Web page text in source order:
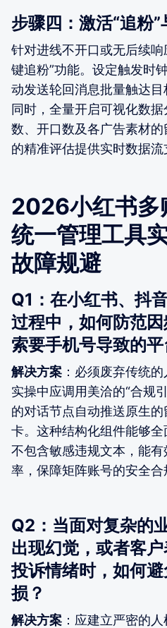
步骤四：激活“追粉
针对进线不开口或无后续
键追粉”功能。设定触发时
动发送轮回消息批量触达目
同时，全量开启可视化数
数、开口数及各广告素材
的精准评估提供实时数据流
2026小红书多
统一管理工具
故障规避
Q1：在小红书、抖
过程中，如何防范
索要手机号导致的
解决方案 ：必须废弃传统
实操中应调用美洽的“合规
的对话节点自动推送原生
卡。这种结构化组件能够
不包含敏感违规文本，能
率，保障矩阵账号的安全合
Q2：当面对复杂的
出现幻觉，或者客
投诉情绪时，如何
损？
解决方案 ：应建立严密的